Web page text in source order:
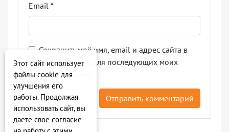
Email *
Сохранить моё имя, email и адрес сайта в
этом браузере для последующих моих
комментариев.
Этот сайт использует
файлы cookie для
улучшения его
работы. Продолжая
использовать сайт, вы
даете свое согласие